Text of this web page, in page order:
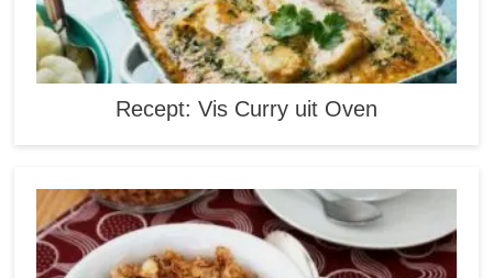
Recept: Vis Curry uit Oven